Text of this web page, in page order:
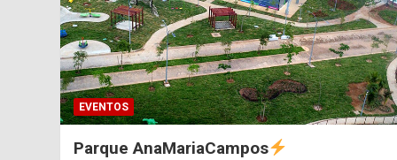
EVENTOS
Parque AnaMariaCampos